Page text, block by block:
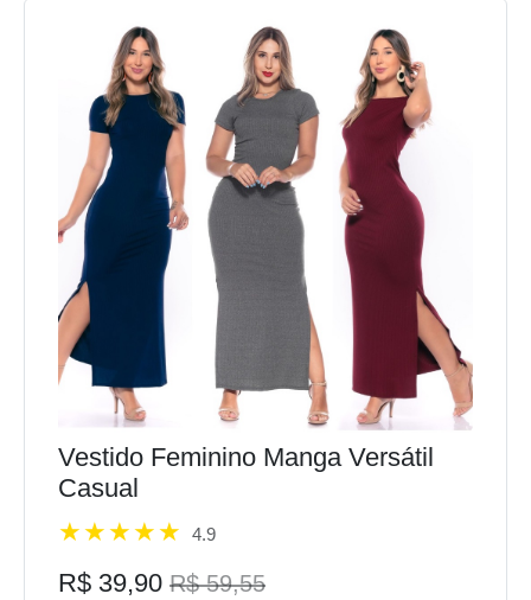
Vestido Feminino Manga Versátil
Casual
4.9
R$ 39,90 R$ 59,55